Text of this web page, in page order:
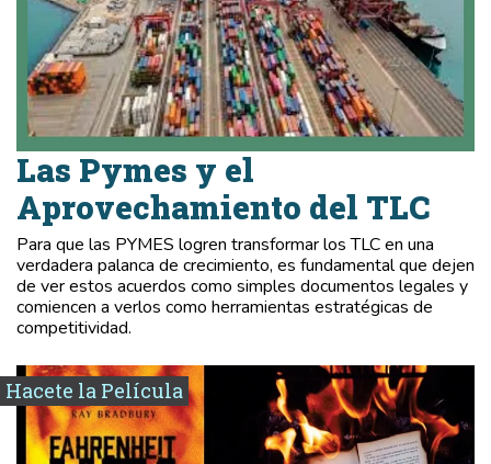
Las Pymes y el
Aprovechamiento del TLC
Para que las PYMES logren transformar los TLC en una
verdadera palanca de crecimiento, es fundamental que dejen
de ver estos acuerdos como simples documentos legales y
comiencen a verlos como herramientas estratégicas de
competitividad.
Hacete la Película